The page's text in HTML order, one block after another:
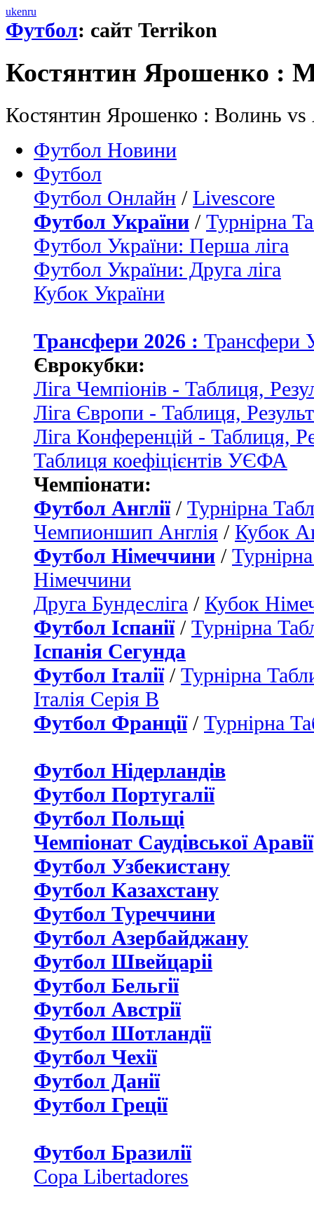
ukenru
Футбол: сайт Terrikon
Костянтин Ярошенко :
Костянтин Ярошенко : Волинь
Футбол Новини
Футбол
Футбол Онлайн / Livescore
Футбол України / Турнірна
Футбол України: Перша ліга
Футбол України: Друга ліга
Кубок України
Трансфери 2026 : Трансфери
Єврокубки:
Ліга Чемпіонів - Таблиця,
Ліга Європи - Таблиця,
Ліга Конференцій - Таблиця,
Таблиця коефіцієнтів УЄФА
Чемпіонати:
Футбол Англії/ Турнірна
Чемпионшип Англія / Кубок
Футбол Німеччини /
Німеччини
Друга Бундесліга / Кубок
Футбол Іспанії/ Турнірна
Іспанія Сегунда
Футбол Італії/ Турнірна
Італія Серія B
Футбол Франції/ Турнірна
Футбол Нідерландiв
Футбол Португалії
Футбол Польщі
Чемпіонат Саудівської Аравії
Футбол Узбекистану
Футбол Казахстану
Футбол Туреччини
Футбол Азербайджану
Футбол Швейцаріі
Футбол Бельгії
Футбол Австрії
Футбол Шотландії
Футбол Чехії
Футбол Данії
Футбол Греції
Футбол Бразилії
Copa Libertadores